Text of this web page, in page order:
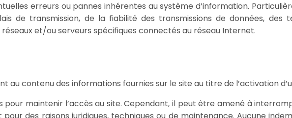
erreurs ou pannes inhérentes au système d’information.
de transmission, de la fiabilité des transmissions de données, des
et/ou serveurs spécifiques connectés au réseau Internet.
au contenu des informations fournies sur le site au titre de l’activation
pour maintenir l’accès au site. Cependant, il peut être amené à